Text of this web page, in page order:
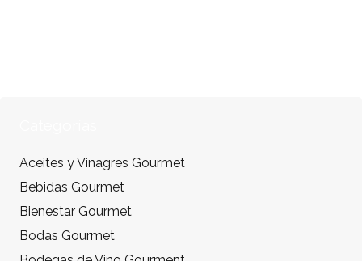
Aceites y Vinagres Gourmet
Bebidas Gourmet
Bienestar Gourmet
Bodas Gourmet